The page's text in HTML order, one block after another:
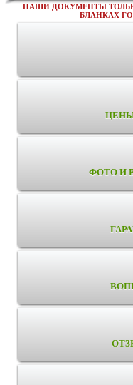
НАШИ ДОКУМЕНТЫ
БЛАНКАХ
ФОТО И